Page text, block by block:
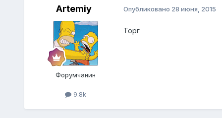
Artemiy
Форумчанин
9.8k
Опубликовано 28 июня, 2015
Торг